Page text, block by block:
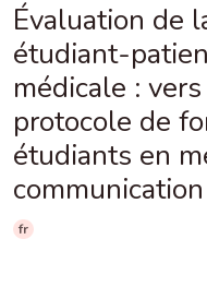
Évaluation de
étudiant-
médicale :
protocole de
étudiants en
fr